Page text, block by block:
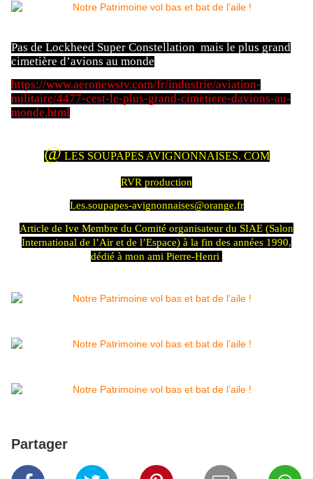
Pas de Lockheed Super Constellation mais le plus grand
cimetière d’avions au monde
https://www.aeronewstv.com/fr/industrie/aviation-
militaire/4477-cest-le-plus-grand-cimetiere-davions-au-
monde.html
@ LES SOUPAPES AVIGNONNAISES. COM
RVR production
Les.soupapes-avignonnaises@orange.fr
Article de Ive Membre du Comité organisateur du SIAE (Salon
International de l’Air et de l’Espace) à la fin des années 1990,
dédié à mon ami Pierre-Henri
Partager